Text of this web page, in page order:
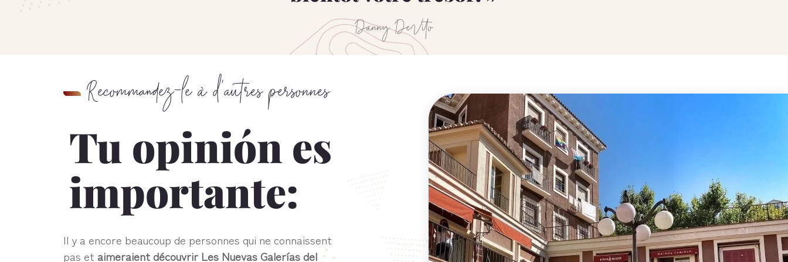
Danny DeVito
Recommandez-le à d’autres personnes
Tu opinión es
importante:
Il y a encore beaucoup de personnes qui ne connaissent
pas et aimeraient découvrir Les Nuevas Galerías del